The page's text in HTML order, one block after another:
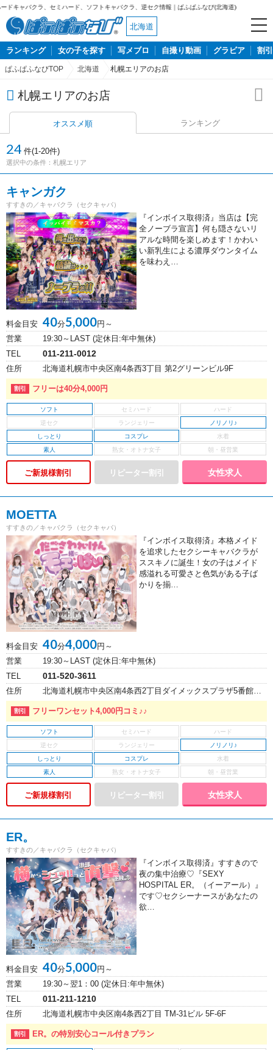
ハード、ソフトキャバクラ、逆セク情報｜ぱふぱふなび(北海道)
北海道
ランキング 女の子を探す 写メブロ 自撮り動画 グラビア 割
ぱふぱふなびTOP 北海道 札幌エリアのお店
札幌エリアのお店
オススメ順 ランキング
24 件(1-20件)
選択中の条件： 札幌エリア
キャンガク
すすきの／キャバクラ（セクキャバ）
『インボイス取得済』当店は【完
全ノーブラ宣言】何も隠さないリ
アルな時間を楽しめます！かわい
い新乳生による濃厚ダウンタイム
を味わえ…
料金目安 40分5,000円～
営業
19:30～LAST (定休日:年中無休)
TEL
011-211-0012
住所 北海道札幌市中央区南4条西3丁目 第2グリーンビル9F
フリーは40分4,000円
ソフト
ノリノリ♪
しっとり
コスプレ
素人
ご新規様割引 女性求人
MOETTA
すすきの／キャバクラ（セクキャバ）
『インボイス取得済』本格メイド
を追求したセクシーキャバクラが
ススキノに誕生！女の子はメイド
感溢れる可愛さと色気がある子ば
かりを揃…
料金目安 40分4,000円～
営業
19:30～LAST (定休日:年中無休)
TEL
011-520-3611
住所 北海道札幌市中央区南4条西2丁目ダイメックスプラザ5番館ビル7F
フリーワンセット4,000円コミ♪♪
ソフト
ノリノリ♪
しっとり
コスプレ
素人
ご新規様割引 女性求人
ER。
すすきの／キャバクラ（セクキャバ）
『インボイス取得済』すすきので
夜の集中治療♡『SEXY
HOSPITAL ER。（イーアール）』
です♡セクシーナースがあなたの
欲…
料金目安 40分5,000円～
営業
19:30～翌1：00 (定休日:年中無休)
TEL
011-211-1210
住所 北海道札幌市中央区南4条西2丁目 TM-31ビル 5F-6F
ER。の特別安心コール付きプラン